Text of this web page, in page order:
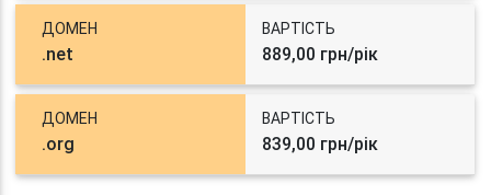
ДОМЕН
.net
ВАРТІСТЬ
889,00 грн/рік
ДОМЕН
.org
ВАРТІСТЬ
839,00 грн/рік